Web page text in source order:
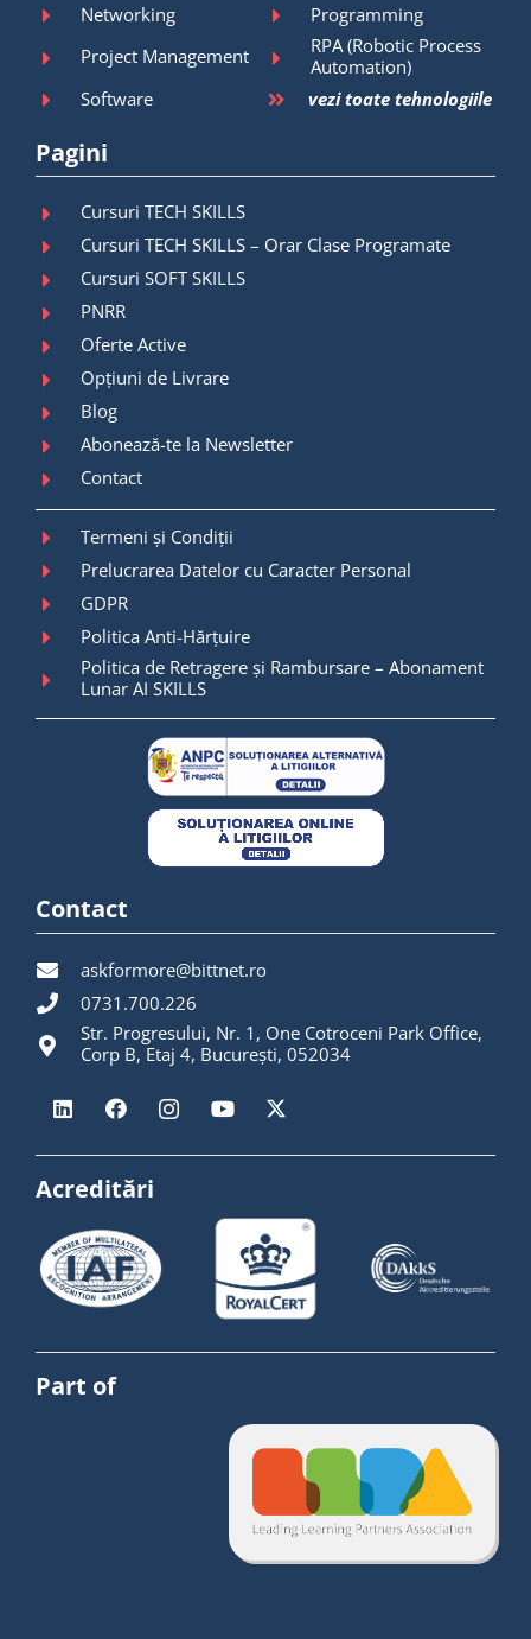
Networking
Programming
Project Management
RPA (Robotic Process
Automation)
Software
vezi toate tehnologiile
Pagini
Cursuri TECH SKILLS
Cursuri TECH SKILLS – Orar Clase Programate
Cursuri SOFT SKILLS
PNRR
Oferte Active
Opțiuni de Livrare
Blog
Abonează-te la Newsletter
Contact
Termeni și Condiții
Prelucrarea Datelor cu Caracter Personal
GDPR
Politica Anti-Hărțuire
Politica de Retragere și Rambursare – Abonament
Lunar AI SKILLS
Contact
askformore@bittnet.ro
0731.700.226
Str. Progresului, Nr. 1, One Cotroceni Park Office,
Corp B, Etaj 4, București, 052034
Acreditări
Part of